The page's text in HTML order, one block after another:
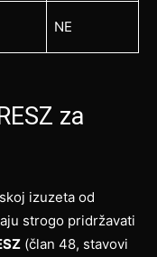
NE
za
izuzeta od
strogo pridržavati
(član 48, stavovi